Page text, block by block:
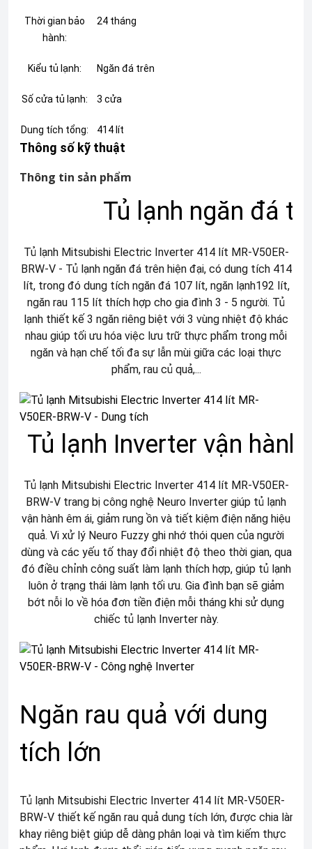
Thông số kỹ thuật
Thời gian bảo
hành:
24 tháng
Kiểu tủ lạnh: Ngăn đá trên
Số cửa tủ lạnh: 3 cửa
Dung tích tổng: 414 lít
Thông tin sản phẩm
Tủ lạnh ngăn đá
Tủ lạnh Mitsubishi Electric Inverter 414 lít MR-V50ER-
BRW-V - Tủ lạnh ngăn đá trên hiện đại, có dung tích 414
lít, trong đó dung tích ngăn đá 107 lít, ngăn lạnh192 lít,
ngăn rau 115 lít thích hợp cho gia đình 3 - 5 người. Tủ
lạnh thiết kế 3 ngăn riêng biệt với 3 vùng nhiệt độ khác
nhau giúp tối ưu hóa việc lưu trữ thực phẩm trong mỗi
ngăn và hạn chế tối đa sự lẫn mùi giữa các loại thực
phẩm, rau củ quả,...
Tủ lạnh Inverter vận
Tủ lạnh Mitsubishi Electric Inverter 414 lít MR-V50ER-
BRW-V trang bị công nghệ Neuro Inverter giúp tủ lạnh
vận hành êm ái, giảm rung ồn và tiết kiệm điện năng hiệu
quả. Vi xử lý Neuro Fuzzy ghi nhớ thói quen của người
dùng và các yếu tố thay đổi nhiệt độ theo thời gian, qua
đó điều chỉnh công suất làm lạnh thích hợp, giúp tủ lạnh
luôn ở trạng thái làm lạnh tối ưu. Gia đình bạn sẽ giảm
bớt nỗi lo về hóa đơn tiền điện mỗi tháng khi sử dụng
chiếc tủ lạnh Inverter này.
Ngăn rau quả với dung
tích lớn
Tủ lạnh Mitsubishi Electric Inverter 414 lít MR-V50ER-
BRW-V thiết kế ngăn rau quả dung tích lớn, được chia làm 2
khay riêng biệt giúp dễ dàng phân loại và tìm kiếm thực